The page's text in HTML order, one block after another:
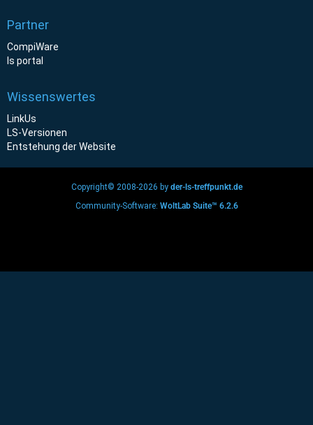
Partner
CompiWare
ls portal
Wissenswertes
LinkUs
LS-Versionen
Entstehung der Website
Copyright© 2008-2026 by der-ls-treffpunkt.de
Community-Software: WoltLab Suite™ 6.2.6